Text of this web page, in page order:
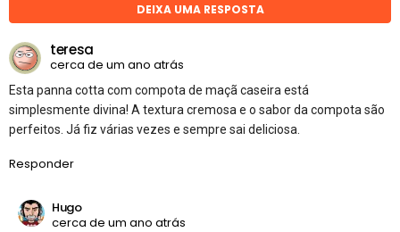
DEIXA UMA RESPOSTA
teresa
cerca de um ano atrás
Esta panna cotta com compota de maçã caseira está
simplesmente divina! A textura cremosa e o sabor da compota são
perfeitos. Já fiz várias vezes e sempre sai deliciosa.
Responder
Hugo
cerca de um ano atrás